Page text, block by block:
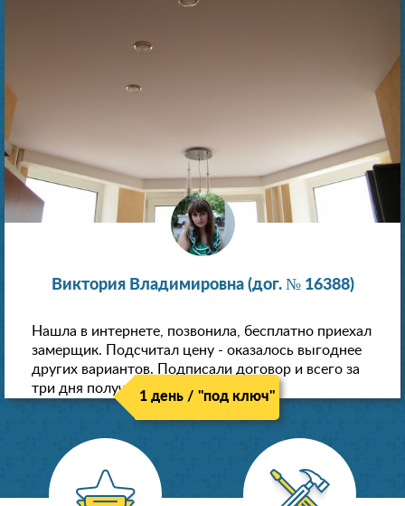
Виктория Владимировна (дог. № 16388)
Нашла в интернете, позвонила, бесплатно приехал
замерщик. Подсчитал цену - оказалось выгоднее
других вариантов. Подписали договор и всего за
три дня получили новые потолки!
1 день / "под ключ"